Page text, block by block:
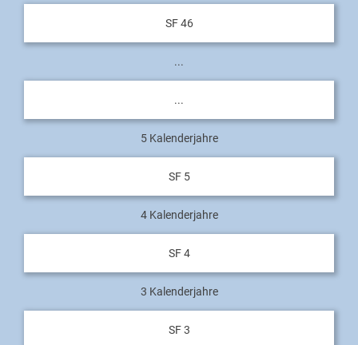
SF 46
...
...
5 Kalenderjahre
SF 5
4 Kalenderjahre
SF 4
3 Kalenderjahre
SF 3